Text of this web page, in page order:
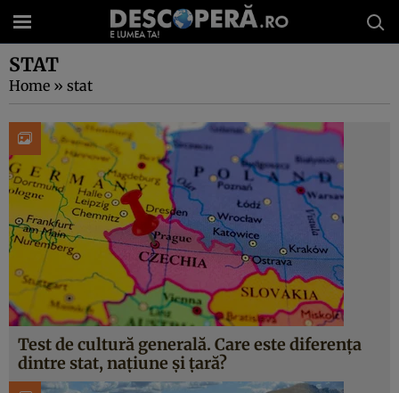
STAT
Home » stat
Test de cultură generală. Care este diferența
dintre stat, națiune și țară?